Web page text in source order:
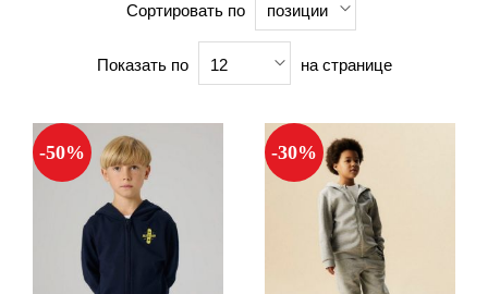
Сортировать по позиции
Показать по 12 на странице
-50% -30%